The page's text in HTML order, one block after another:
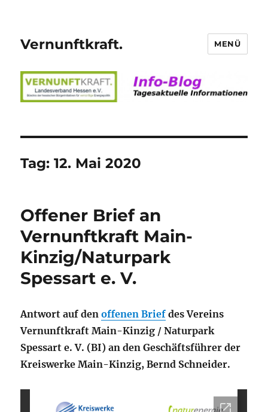
Vernunftkraft. MENÜ
Tag:12. Mai 2020
Offener Brief an
Vernunftkraft Main-
Kinzig/Naturpark
Spessart e. V.
Antwort auf denoffenen Brief des Vereins
Vernunftkraft Main-Kinzig / Naturpark
Spessart e. V. (BI) an den Geschäftsführer der
Kreiswerke Main-Kinzig, Bernd Schneider.